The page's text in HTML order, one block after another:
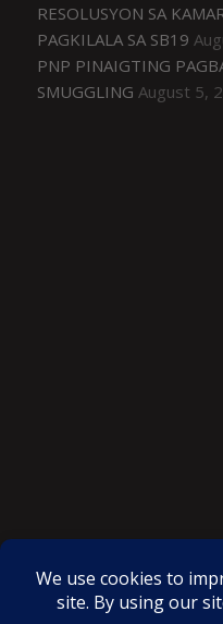
RESOLUSYON SA
PAGKILALA SA SB19
PNP PINAIGTING
SMUGGLING August 5,